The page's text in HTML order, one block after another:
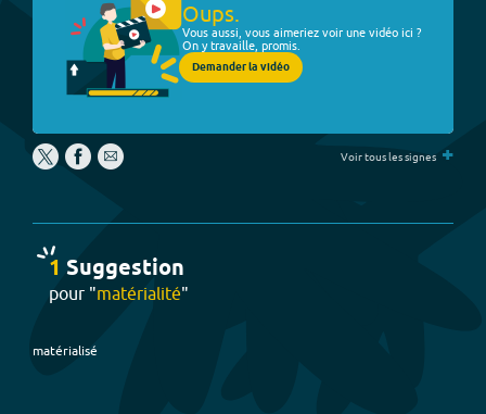
Oups.
Vous aussi, vous aimeriez voir une vidéo ici ?
On y travaille, promis.
Demander la vidéo
Voir tous les signes +
1 Suggestion
pour "matérialité"
matérialisé